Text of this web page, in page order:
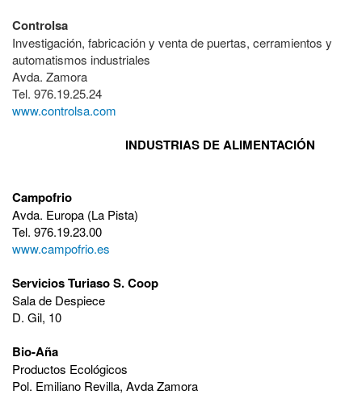
Controlsa
Investigación, fabricación y venta de puertas, cerramientos y
automatismos industriales
Avda. Zamora
Tel. 976.19.25.24
www.controlsa.com
INDUSTRIAS DE ALIMENTACIÓN
Campofrio
Avda. Europa (La Pista)
Tel. 976.19.23.00
www.campofrio.es
Servicios Turiaso S. Coop
Sala de Despiece
D. Gil, 10
Bio-Aña
Productos Ecológicos
Pol. Emiliano Revilla, Avda Zamora